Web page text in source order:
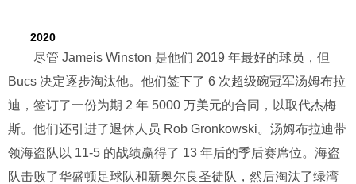
2020
尽管 Jameis Winston 是他们 2019 年最好的球员，但
Bucs 决定逐步淘汰他。他们签下了 6 次超级碗冠军汤姆布拉
迪，签订了一份为期 2 年 5000 万美元的合同，以取代杰梅
斯。他们还引进了退休人员 Rob Gronkowski。汤姆布拉迪带
领海盗队以 11-5 的战绩赢得了 13 年后的季后赛席位。海盗
队击败了华盛顿足球队和新奥尔良圣徒队，然后淘汰了绿湾